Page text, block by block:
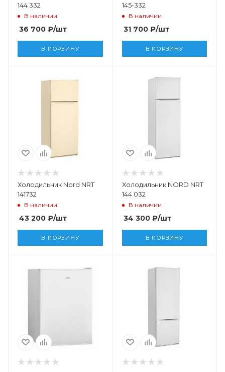
144 332
В наличии
36 700 ₽/шт
В КОРЗИНУ
145-332
В наличии
31 700₽/шт
В КОРЗИНУ
Холодильник Nord NRT
141732
В наличии
43 200 ₽/шт
В КОРЗИНУ
Холодильник NORD NRT
144 032
В наличии
34 300₽/шт
В КОРЗИНУ